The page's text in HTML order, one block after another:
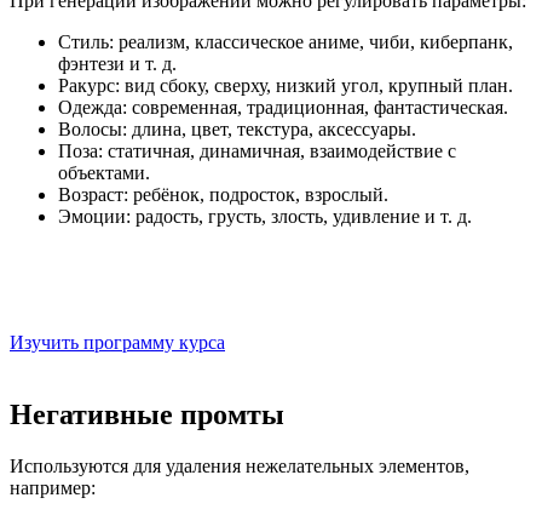
Стиль: реализм, классическое аниме, чиби, киберпанк,
фэнтези и т. д.
Ракурс: вид сбоку, сверху, низкий угол, крупный план.
Одежда: современная, традиционная, фантастическая.
Волосы: длина, цвет, текстура, аксессуары.
Поза: статичная, динамичная, взаимодействие с
объектами.
Возраст: ребёнок, подросток, взрослый.
Эмоции: радость, грусть, злость, удивление и т. д.
Изучить программу курса
Негативные промты
Используются для удаления нежелательных элементов,
например: